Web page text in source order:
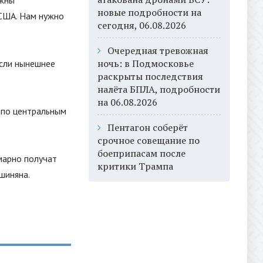
Нам нужно
нынешнее
центральным
получат
новые подробности на
сегодня, 06.08.2026
Очередная тревожная
ночь: в Подмосковье
раскрыты последствия
налёта БПЛА, подробности
на 06.08.2026
Пентагон соберёт
срочное совещание по
боеприпасам после
критики Трампа